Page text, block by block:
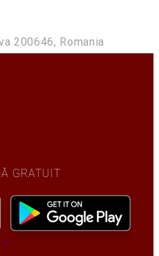
200646, Romania
GRATUIT